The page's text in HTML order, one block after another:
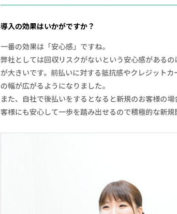
導入の効果はいかがですか？
一番の効果は「安心感」ですね。
弊社としては回収リスクがないという安心感がある
が大きいです。前払いに対する抵抗感やクレジット
の幅が広がるようになりました。
また、自社で後払いをするとなると新規のお客様の
客様にも安心して一歩を踏み出せるので積極的な新規